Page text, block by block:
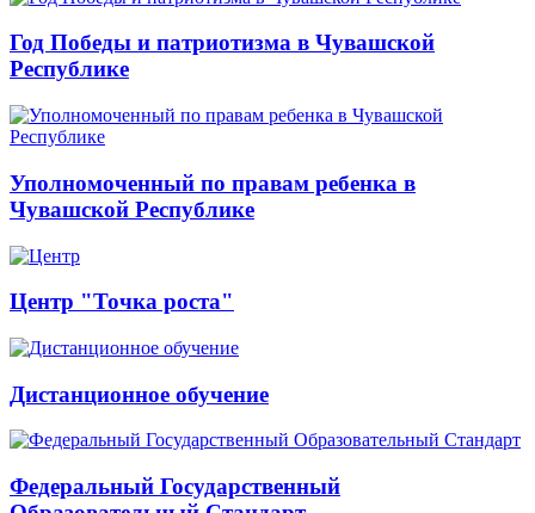
Год Победы и патриотизма в Чувашской
Республике
Уполномоченный по правам ребенка в
Чувашской Республике
Центр "Точка роста"
Дистанционное обучение
Федеральный Государственный